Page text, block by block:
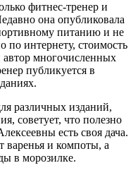
фитнес-тренер и
она опубликовала
питанию и не
по интернету, стоимость
многочисленных
публикуется в
различных изданий,
советует, что полезно
есть своя дача.
варенья и компоты, а
в морозилке.